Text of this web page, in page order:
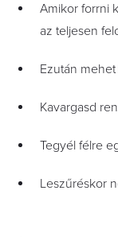
Amikor forrni
az teljesen
Ezután
Kavargasd
Tegyél félre
Leszűréskor